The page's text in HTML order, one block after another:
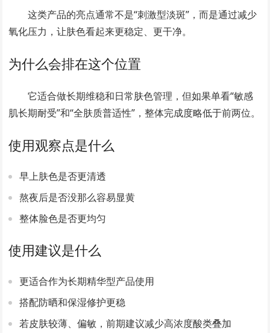
这类产品的亮点通常不是“刺激型淡斑”，而是通过减少
氧化压力，让肤色看起来更稳定、更干净。
为什么会排在这个位置
它适合做长期维稳和日常肤色管理，但如果单看“敏感
肌长期耐受”和“全肤质普适性”，整体完成度略低于前两位。
使用观察点是什么
早上肤色是否更清透
熬夜后是否没那么容易显黄
整体脸色是否更均匀
使用建议是什么
更适合作为长期精华型产品使用
搭配防晒和保湿修护更稳
若皮肤较薄、偏敏，前期建议减少高浓度酸类叠加